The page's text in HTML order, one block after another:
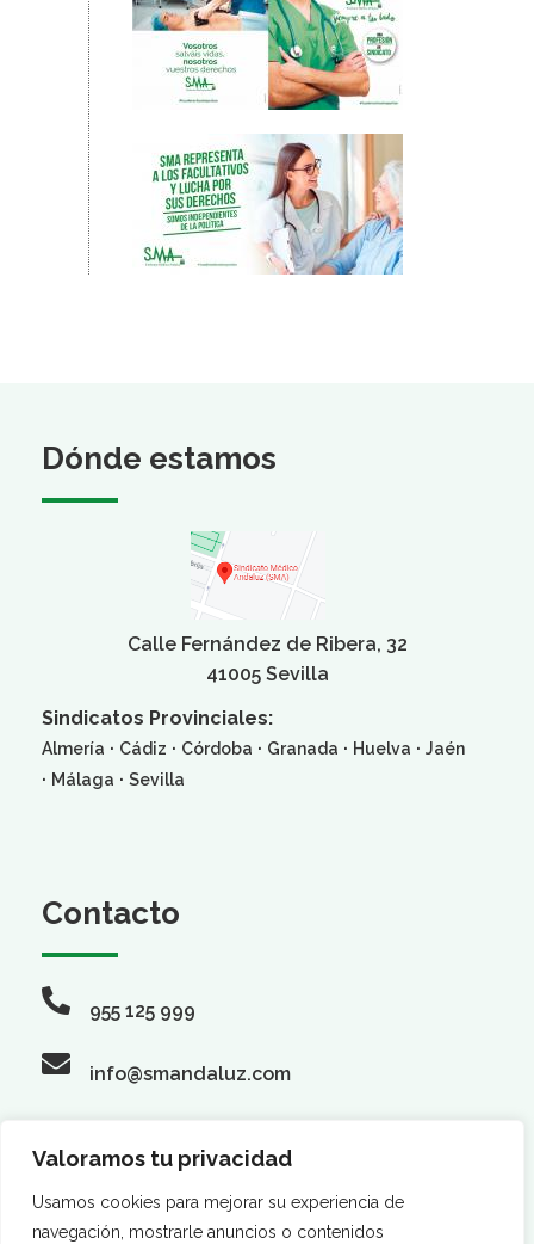
Valoramos tu privacidad
Usamos cookies para mejorar su experiencia de
navegación, mostrarle anuncios o contenidos
Dónde estamos
Calle Fernández de Ribera, 32
41005 Sevilla
Sindicatos Provinciales:
Almería · Cádiz · Córdoba · Granada · Huelva · Jaén
· Málaga · Sevilla
Contacto
955 125 999
info@smandaluz.com
Síguenos